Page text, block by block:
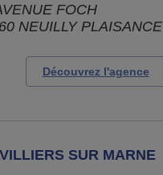
FOCH
NEUILLY PLAISANCE
Découvrez l'agence
SUR MARNE